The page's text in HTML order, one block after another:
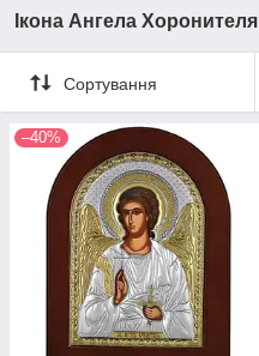
Ікона Ангела Хоронителя
Сортування
–40%